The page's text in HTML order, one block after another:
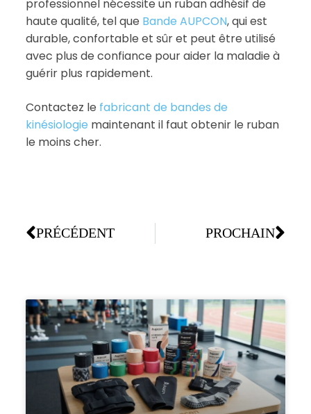
professionnel nécessite un ruban adhésif de
haute qualité, tel que Bande AUPCON, qui est
durable, confortable et sûr et peut être utilisé
avec plus de confiance pour aider la maladie à
guérir plus rapidement.
Contactez le fabricant de bandes de
kinésiologie maintenant il faut obtenir le ruban
le moins cher.
PRÉCÉDENT PROCHAIN